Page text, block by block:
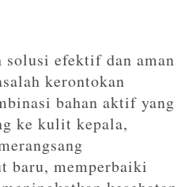
solusi efektif dan aman
kerontokan
bahan aktif yang
ke kulit kepala,
baru, memperbaiki